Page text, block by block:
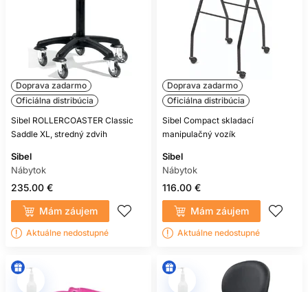
Doprava zadarmo
Oficiálna distribúcia
Sibel ROLLERCOASTER Classic
Saddle XL, stredný zdvih
Sibel
Nábytok
235.00 €
Mám záujem
Aktuálne nedostupné
Doprava zadarmo
Oficiálna distribúcia
Sibel Compact skladací
manipulačný vozík
Sibel
Nábytok
116.00 €
Mám záujem
Aktuálne nedostupné